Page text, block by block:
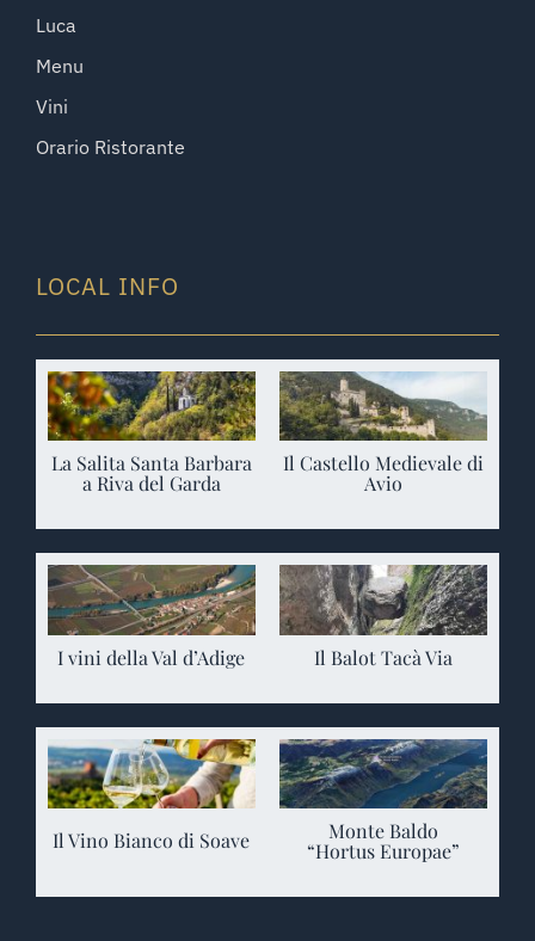
Luca
Menu
Vini
Orario Ristorante
LOCAL INFO
La Salita Santa Barbara
a Riva del Garda
Il Castello Medievale di
Avio
I vini della Val d’Adige Il Balot Tacà Via
Il Vino Bianco di Soave
Monte Baldo
“Hortus Europae”